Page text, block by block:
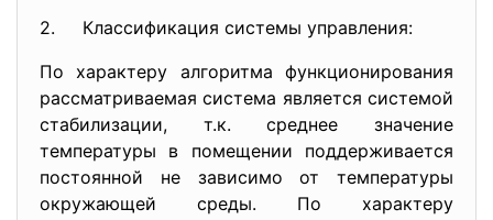
2. Классификация системы управления:
По характеру алгоритма функционирования
рассматриваемая система является системой
стабилизации, т.к. среднее значение
температуры в помещении поддерживается
постоянной не зависимо от температуры
окружающей среды. По характеру